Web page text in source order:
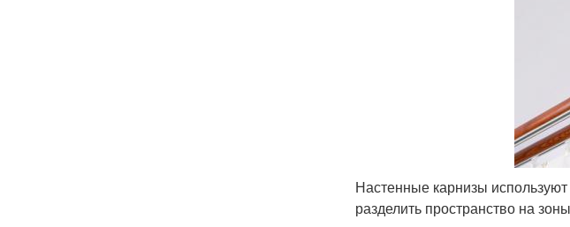
Настенные карнизы
разделить пространство на